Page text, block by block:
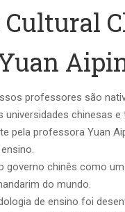
Cultural
professores são
universidades chinesas e
pela professora Yuan
governo chinês como
do mundo.
de ensino foi